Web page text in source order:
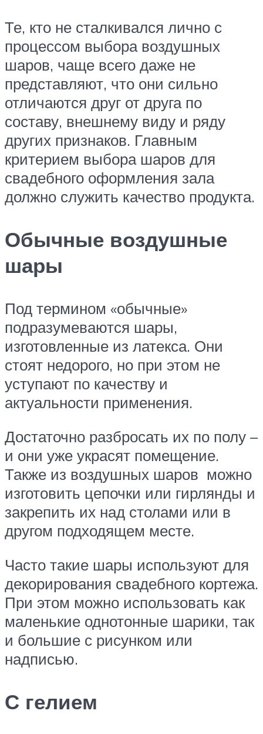
Те, кто не сталкивался лично с
процессом выбора воздушных
шаров, чаще всего даже не
представляют, что они сильно
отличаются друг от друга по
составу, внешнему виду и ряду
других признаков. Главным
критерием выбора шаров для
свадебного оформления зала
должно служить качество продукта.
Обычные воздушные
шары
Под термином «обычные»
подразумеваются шары,
изготовленные из латекса. Они
стоят недорого, но при этом не
уступают по качеству и
актуальности применения.
Достаточно разбросать их по полу –
и они уже украсят помещение.
Также из воздушных шаров можно
изготовить цепочки или гирлянды и
закрепить их над столами или в
другом подходящем месте.
Часто такие шары используют для
декорирования свадебного кортежа.
При этом можно использовать как
маленькие однотонные шарики, так
и большие с рисунком или
надписью.
С гелием